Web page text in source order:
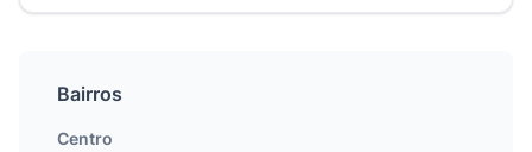
Bairros
Centro